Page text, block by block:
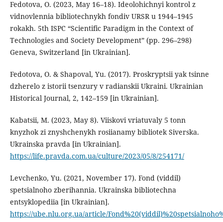
Fedotova, O. (2023, May 16–18). Ideolohichnyi kontrol z
vidnovlennia bibliotechnykh fondiv URSR u 1944–1945
rokakh. 5th ISPC “Scientific Paradigm in the Context of
Technologies and Society Development” (рр. 296–298)
Geneva, Switzerland [in Ukrainian].
Fedotova, O. & Shapoval, Yu. (2017). Proskryptsii yak tsinne
dzherelo z istorii tsenzury v radianskii Ukraini. Ukrainian
Historical Journal, 2, 142–159 [in Ukrainian].
Kabatsii, M. (2023, May 8). Viiskovi vriatuvaly 5 tonn
knyzhok zi znyshchenykh rosiianamy bibliotek Siverska.
Ukrainska pravda [in Ukrainian].
https://life.pravda.com.ua/culture/2023/05/8/254171/
Levchenko, Yu. (2021, November 17). Fond (viddil)
spetsialnoho zberihannia. Ukrainska bibliotechna
entsyklopediia [in Ukrainian].
https://ube.nlu.org.ua/article/